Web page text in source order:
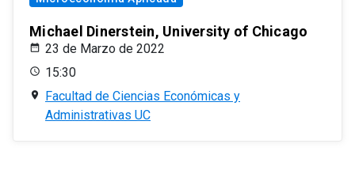
Michael Dinerstein, University of Chicago
23 de Marzo de 2022
15:30
Facultad de Ciencias Económicas y
Administrativas UC